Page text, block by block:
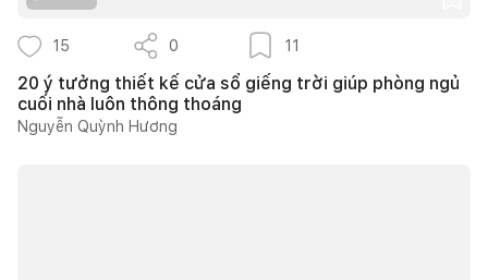
15 0 11
20 ý tưởng thiết kế cửa sổ giếng trời giúp phòng ngủ
cuối nhà luôn thông thoáng
Nguyễn Quỳnh Hương